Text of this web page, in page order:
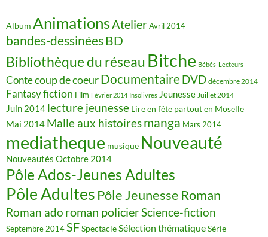
Album AnimationsAtelierAvril 2014
bandes-dessinéesBD
Bibliothèque du réseau Bitche Bébés-Lecteurs
Contecoup de coeurDocumentaireDVD décembre 2014
Fantasyfiction Film Février 2014 Insolivres Jeunesse Juillet 2014
Juin 2014 lecture jeunesse Lire en fête partout en Moselle
Mai 2014 Malle aux histoiresmanga Mars 2014
mediatheque musique Nouveauté
Nouveautés Octobre 2014
Pôle Ados-Jeunes Adultes
Pôle Adultes Pôle Jeunesse Roman
Roman ado roman policierScience-fiction
Septembre 2014SFSpectacleSélection thématiqueSérie